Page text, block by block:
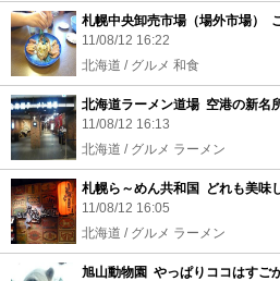
札幌中央卸売市場（場外市場）
11/08/12 16:22
北海道 / グルメ 和食
北海道ラーメン道場 空港の新名
11/08/12 16:13
北海道 / グルメ ラーメン
札幌ら～めん共和国 どれも美味
11/08/12 16:05
北海道 / グルメ ラーメン
旭山動物園 やっぱりココはすご